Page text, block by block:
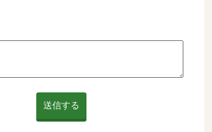
送信する